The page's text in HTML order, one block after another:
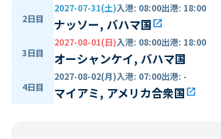
2日目
2027-07-31(土)入港: 08:00出港: 18:00
ナッソー, バハマ国open_in_new
3日目
2027-08-01(日)入港: 08:00出港: 18:00
オーシャンケイ, バハマ国
4日目
2027-08-02(月)入港: 07:00出港: -
マイアミ, アメリカ合衆国open_in_new